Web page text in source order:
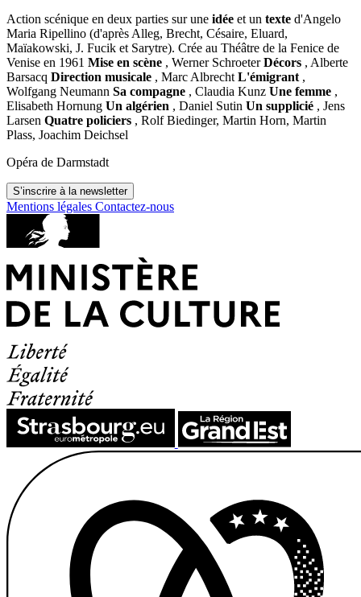
Action scénique en deux parties sur une idée et un texte d'Angelo
Maria Ripellino (d'après Alleg, Brecht, Césaire, Eluard,
Maïakowski, J. Fucik et Sarytre). Crée au Théâtre de la Fenice de
Venise en 1961 Mise en scène , Werner SchroeterDécors , Alberte
Barsacq Direction musicale , Marc Albrecht L'émigrant ,
Wolfgang Neumann Sa compagne , Claudia Kunz Une femme ,
Elisabeth Hornung Un algérien , Daniel Sutin Un supplicié , Jens
Larsen Quatre policiers , Rolf Biedinger, Martin Horn, Martin
Plass, Joachim Deichsel
Opéra de Darmstadt
S’inscrire à la newsletter
Mentions légales Contactez-nous